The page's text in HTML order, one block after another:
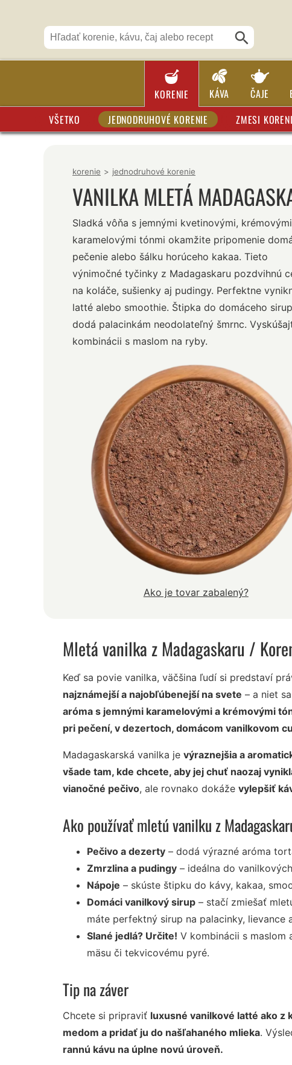
KORENIE KÁVA ČAJE
VŠETKO JEDNODRUHOVÉ KORENIE ZMESI
korenie > jednodruhové korenie
VANILKA MLETÁ
Sladká vôňa s jemnými kvetinovými,
karamelovými tónmi okamžite pripomenie
pečenie alebo šálku horúceho kakaa. Tieto
výnimočné tyčinky z Madagaskaru pozdvihnú
na koláče, sušienky aj pudingy. Perfektne
latté alebo smoothie. Štipka do domáceho
dodá palacinkám neodolateľný šmrnc.
kombinácii s maslom na ryby.
Ako je tovar zabalený?
Mletá vanilka z Madagaskaru /
Keď sa povie vanilka, väčšina ľudí si predstaví
najznámejší a najobľúbenejší na svete – a niet
aróma s jemnými karamelovými a krémovými
pri pečení, v dezertoch, domácom vanilkovom
Madagaskarská vanilka je výraznejšia a
všade tam, kde chcete, aby jej chuť naozaj
vianočné pečivo, ale rovnako dokáže vylepšiť
Ako používať mletú vanilku z
Pečivo a dezerty – dodá výrazné aróma
Zmrzlina a pudingy – ideálna do
Nápoje – skúste štipku do kávy, kakaa,
Domáci vanilkový sirup – stačí zmiešať
máte perfektný sirup na palacinky, lievance
Slané jedlá? Určite! V kombinácii s maslom
mäsu či tekvicovému pyré.
Tip na záver
Chcete si pripraviť luxusné vanilkové latté ako z
medom a pridať ju do našľahaného mlieka.
rannú kávu na úplne novú úroveň.